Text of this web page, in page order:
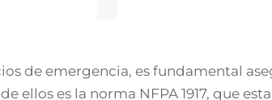
de emergencia, es fundamental
ellos es la norma NFPA 1917, que